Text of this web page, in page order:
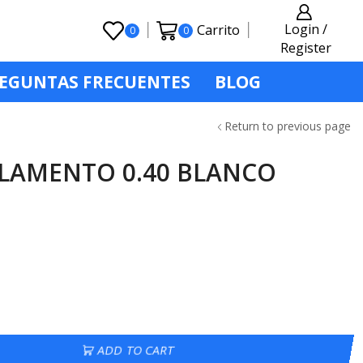
0 0 Carrito
Login /
Register
FRECUENTES BLOG
Return to previous page
0.40 BLANCO
ADD TO CART